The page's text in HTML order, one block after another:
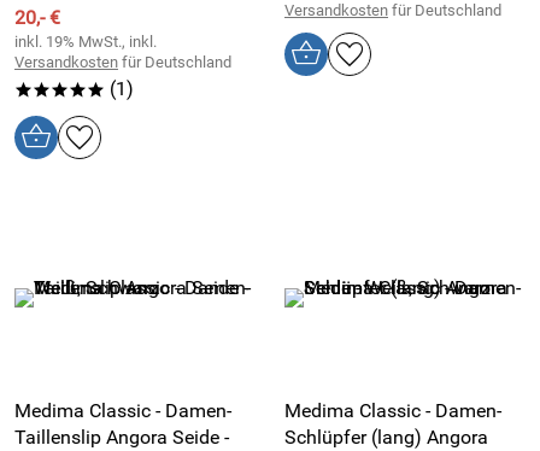
20,- €
inkl. 19% MwSt., inkl.
Versandkosten für Deutschland
***** (1)
Versandkosten für Deutschland
Medima Classic - Damen-
Taillenslip Angora Seide -
Medima Classic - Damen-
Schlüpfer (lang) Angora